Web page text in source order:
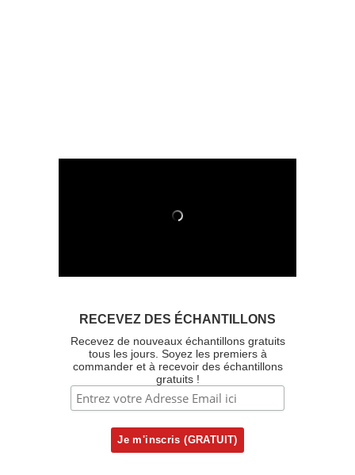
RECEVEZ DES ÉCHANTILLONS
Recevez de nouveaux échantillons gratuits
tous les jours. Soyez les premiers à
commander et à recevoir des échantillons
gratuits !